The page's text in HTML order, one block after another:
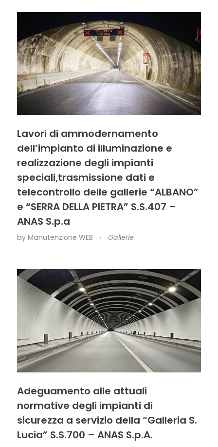
Lavori di ammodernamento
dell’impianto di illuminazione e
realizzazione degli impianti
speciali,trasmissione dati e
telecontrollo delle gallerie “ALBANO”
e “SERRA DELLA PIETRA” S.S.407 –
ANAS S.p.a
by Manutenzione WEB Gallerie
Adeguamento alle attuali
normative degli impianti di
sicurezza a servizio della “Galleria S.
Lucia” S.S.700 – ANAS S.p.A.